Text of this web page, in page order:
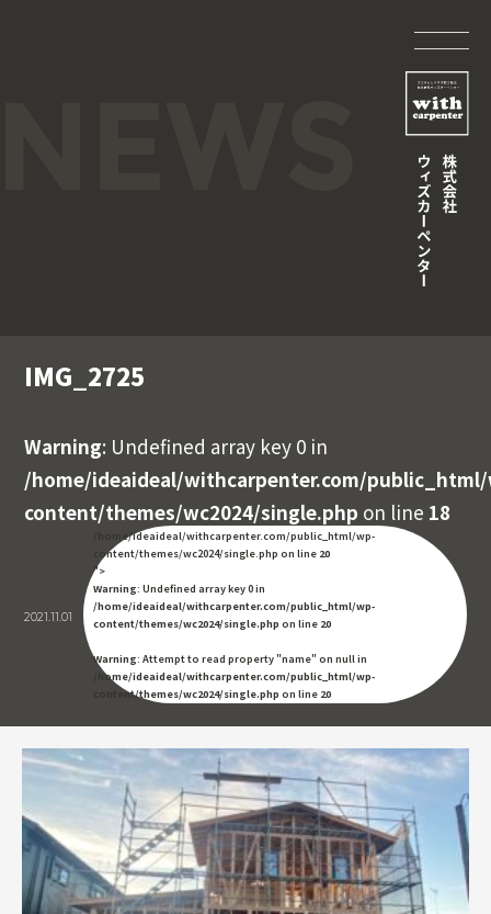
IMG_2725
Warning: Undefined array key 0 in
/home/ideaideal/withcarpenter.com/
content/themes/wc2024/single.php on line 18
2021.11.01
/home/ideaideal/withcarpenter.com/public_html/wp-
content/themes/wc2024/single.php on line 20
">
Warning: Undefined array key 0 in
/home/ideaideal/withcarpenter.com/public_html/wp-
content/themes/wc2024/single.php on line 20
Warning: Attempt to read property "name" on null in
/home/ideaideal/withcarpenter.com/public_html/wp-
content/themes/wc2024/single.php on line 20